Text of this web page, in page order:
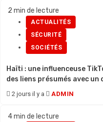
2 min de lecture
ACTUALITÉS
SÉCURITÉ
SOCIÉTÉS
Haïti : une influenceuse
des liens présumés avec un
2 jours il y a ADMIN
4 min de lecture